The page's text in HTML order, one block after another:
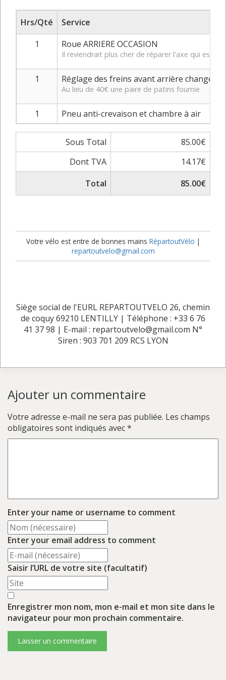
Hrs/Qté
Service
1
Roue ARRIERE OCCASION
Il reviendrait plus cher de réparer l'axe qui est
1 Réglage des freins avant arrière
Au lieu de 40€ une paire de patins fournie
1 Pneu anti-crevaison et chambre à air
Sous Total
85.00€
Dont TVA
14.17€
Total
85.00€
Votre vélo est entre de bonnes mains RépartoutVélo |
repartoutvelo@gmail.com
Siège social de l'EURL REPARTOUTVELO 26, chemin
de coquy 69210 LENTILLY | Téléphone : +33 6 76
41 37 98 | E-mail : repartoutvelo@gmail.com N°
Siren : 903 701 209 RCS LYON
Ajouter un commentaire
Votre adresse e-mail ne sera pas publiée. Les champs
obligatoires sont indiqués avec*
Enter your name or username to comment
Enter your email address to comment
Saisir l’URL de votre site (facultatif)
Enregistrer mon nom, mon e-mail et mon site dans le
navigateur pour mon prochain commentaire.